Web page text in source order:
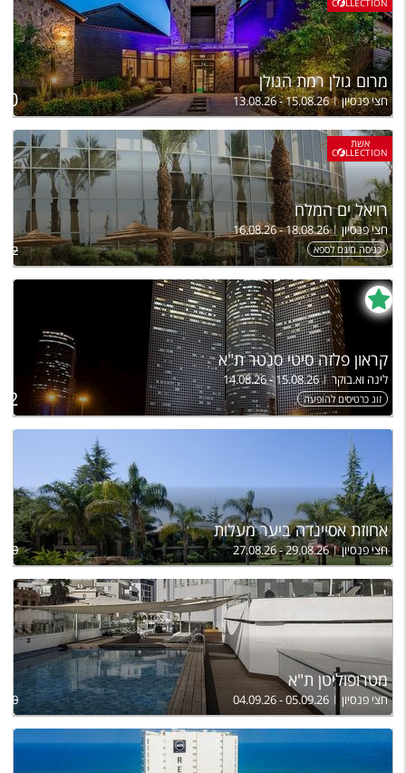
C LLECTION
מרום גולן רמת הגולן
חצי פנסיון 13.08.26 - 15.08.26
אשת
C LLECTION
רויאל ים המלח
חצי פנסיון 16.08.26 - 18.08.26
כניסה חינם לספא
קראון פלזה סיטי סנטר ת"א
לינה וא.בוקר 14.08.26 - 15.08.26
זוג כרטיסים להופעה
אחוזת אסיינדה ביער מעלות
חצי פנסיון 27.08.26 - 29.08.26
מטרופוליטן ת"א
חצי פנסיון 04.09.26 - 05.09.26